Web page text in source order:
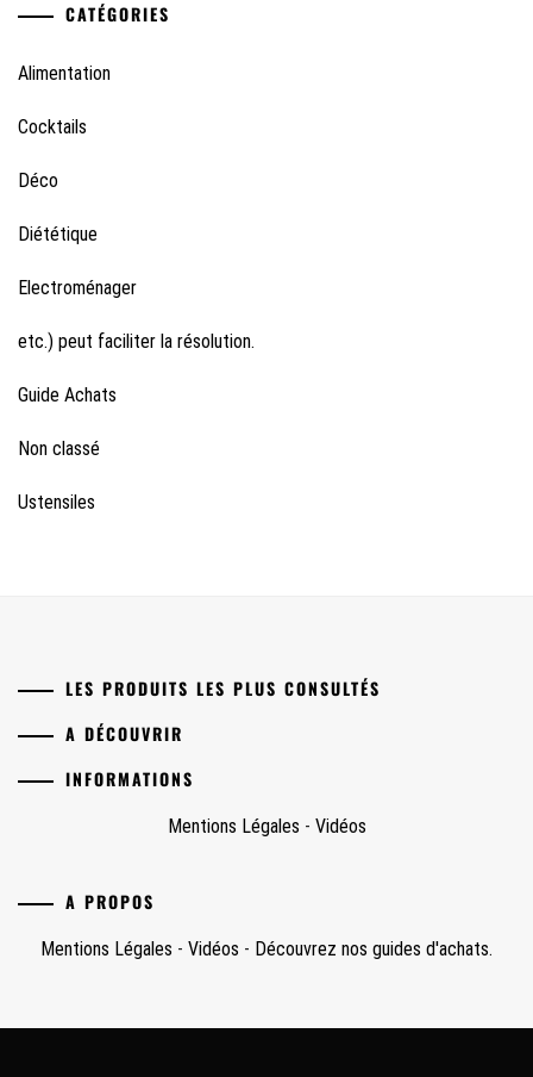
CATÉGORIES
Alimentation
Cocktails
Déco
Diététique
Electroménager
etc.) peut faciliter la résolution.
Guide Achats
Non classé
Ustensiles
LES PRODUITS LES PLUS CONSULTÉS
A DÉCOUVRIR
INFORMATIONS
Mentions Légales - Vidéos
A PROPOS
Mentions Légales - Vidéos - Découvrez nos guides d'achats.